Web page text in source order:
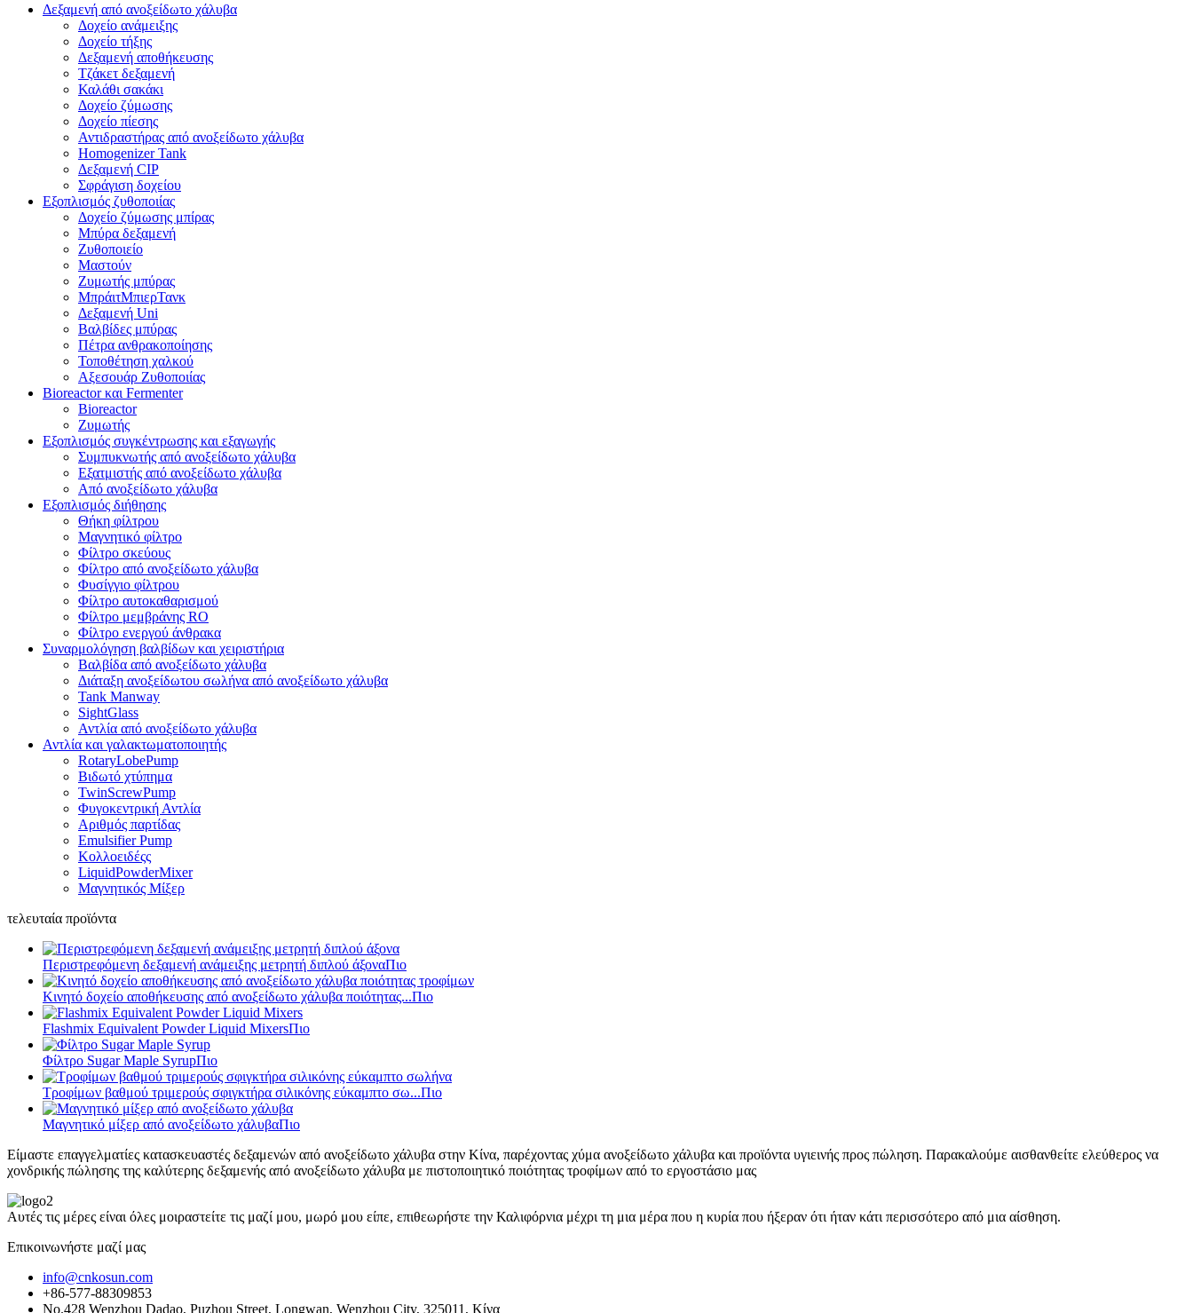
Δεξαμενή από ανοξείδωτο χάλυβα
Δοχείο ανάμειξης
Δοχείο τήξης
Δεξαμενή αποθήκευσης
Τζάκετ δεξαμενή
Καλάθι σακάκι
Δοχείο ζύμωσης
Δοχείο πίεσης
Αντιδραστήρας από ανοξείδωτο χάλυβα
Homogenizer Tank
Δεξαμενή CIP
Σφράγιση δοχείου
Εξοπλισμός ζυθοποιίας
Δοχείο ζύμωσης μπίρας
Μπύρα δεξαμενή
Ζυθοποιείο
Μαστούν
Ζυμωτής μπύρας
ΜπράιτΜπιερΤανκ
Δεξαμενή Uni
Βαλβίδες μπύρας
Πέτρα ανθρακοποίησης
Τοποθέτηση χαλκού
Αξεσουάρ Ζυθοποιίας
Bioreactor και Fermenter
Bioreactor
Ζυμωτής
Εξοπλισμός συγκέντρωσης και εξαγωγής
Συμπυκνωτής από ανοξείδωτο χάλυβα
Εξατμιστής από ανοξείδωτο χάλυβα
Από ανοξείδωτο χάλυβα
Εξοπλισμός διήθησης
Θήκη φίλτρου
Μαγνητικό φίλτρο
Φίλτρο σκεύους
Φίλτρο από ανοξείδωτο χάλυβα
Φυσίγγιο φίλτρου
Φίλτρο αυτοκαθαρισμού
Φίλτρο μεμβράνης RO
Φίλτρο ενεργού άνθρακα
Συναρμολόγηση βαλβίδων και χειριστήρια
Βαλβίδα από ανοξείδωτο χάλυβα
Διάταξη ανοξείδωτου σωλήνα από ανοξείδωτο χάλυβα
Tank Manway
SightGlass
Αντλία από ανοξείδωτο χάλυβα
Αντλία και γαλακτωματοποιητής
RotaryLobePump
Βιδωτό χτύπημα
TwinScrewPump
Φυγοκεντρική Αντλία
Αριθμός παρτίδας
Emulsifier Pump
Κολλοειδέςς
LiquidPowderMixer
Μαγνητικός Μίξερ
τελευταία προϊόντα
Περιστρεφόμενη δεξαμενή ανάμειξης μετρητή διπλού άξοναΠιο
Κινητό δοχείο αποθήκευσης από ανοξείδωτο χάλυβα ποιότητας...Πιο
Flashmix Equivalent Powder Liquid MixersΠιο
Φίλτρο Sugar Maple SyrupΠιο
Τροφίμων βαθμού τριμερούς σφιγκτήρα σιλικόνης εύκαμπτο σω...Πιο
Μαγνητικό μίξερ από ανοξείδωτο χάλυβαΠιο
Είμαστε επαγγελματίες κατασκευαστές δεξαμενών από ανοξείδωτο χάλυβα στην Κίνα, παρέχοντας χύμα ανοξείδωτο χάλυβα και προϊόντα υγιεινής προς πώληση. Παρακαλούμε αισθανθείτε ελεύθερος να
χονδρικής πώλησης της καλύτερης δεξαμενής από ανοξείδωτο χάλυβα με πιστοποιητικό ποιότητας τροφίμων από το εργοστάσιο μας
Αυτές τις μέρες είναι όλες μοιραστείτε τις μαζί μου, μωρό μου είπε, επιθεωρήστε την Καλιφόρνια μέχρι τη μια μέρα που η κυρία που ήξεραν ότι ήταν κάτι περισσότερο από μια αίσθηση.
Επικοινωνήστε μαζί μας
info@cnkosun.com
+86-577-88309853
No.428 Wenzhou Dadao, Puzhou Street, Longwan, Wenzhou City, 325011, Κίνα